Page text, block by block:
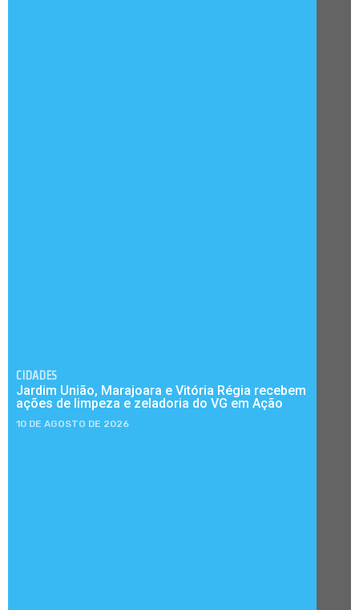
CIDADES
Jardim União, Marajoara e Vitória Régia recebem
ações de limpeza e zeladoria do VG em Ação
10 DE AGOSTO DE 2026